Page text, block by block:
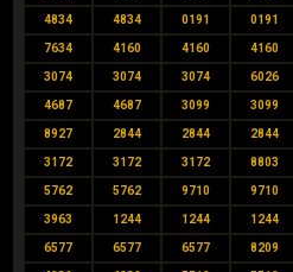
4834 4834 0191 0191
7634 4160 4160 4160
3074 3074 3074 6026
4687 4687 3099 3099
8927 2844 2844 2844
3172 3172 3172 8803
5762 5762 9710 9710
3963 1244 1244 1244
6577 6577 6577 8209